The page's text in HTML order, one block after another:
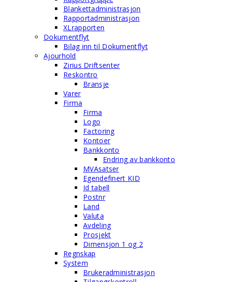
Blankettadministrasjon
Rapportadministrasjon
XLrapporten
Dokumentflyt
Bilag inn til Dokumentflyt
Ajourhold
Zirius Driftsenter
Reskontro
Bransje
Varer
Firma
Firma
Logo
Factoring
Kontoer
Bankkonto
Endring av bankkonto
MVAsatser
Egendefinert KID
Id tabell
Postnr
Land
Valuta
Avdeling
Prosjekt
Dimensjon 1 og 2
Regnskap
System
Brukeradministrasjon